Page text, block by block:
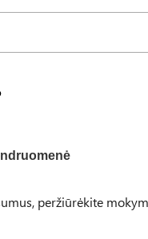
peržiūrėkite